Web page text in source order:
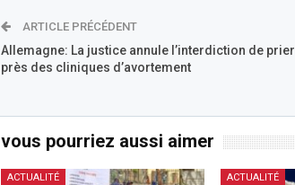
ARTICLE PRÉCÉDENT
Allemagne: La justice annule l’interdiction de prier
près des cliniques d’avortement
vous pourriez aussi aimer
ACTUALITÉ ACTUALITÉ